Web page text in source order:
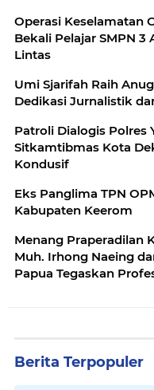
Operasi Keselamatan
Bekali Pelajar SMPN 3
Lintas
Umi Sjarifah Raih
Dedikasi Jurnalistik
Patroli Dialogis Polres
Sitkamtibmas Kota
Kondusif
Eks Panglima TPN
Kabupaten Keerom
Menang Praperadilan
Muh. Irhong Naeing
Papua Tegaskan
Berita Terpopuler